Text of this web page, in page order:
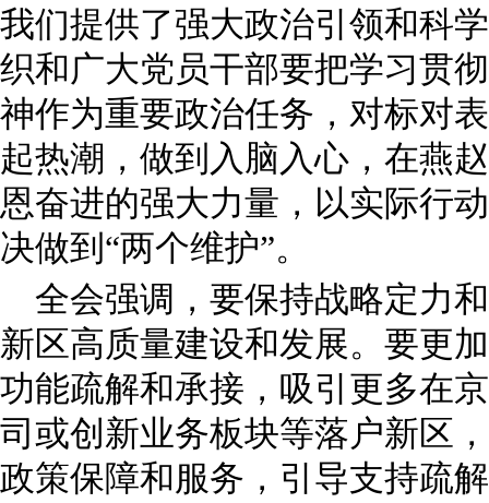
我们提供了强大政治引领和科
织和广大党员干部要把学习贯
神作为重要政治任务，对标对
起热潮，做到入脑入心，在燕
恩奋进的强大力量，以实际行
决做到“两个维护”。
全会强调，要保持战略定力
新区高质量建设和发展。要更
功能疏解和承接，吸引更多在
司或创新业务板块等落户新区
政策保障和服务，引导支持疏